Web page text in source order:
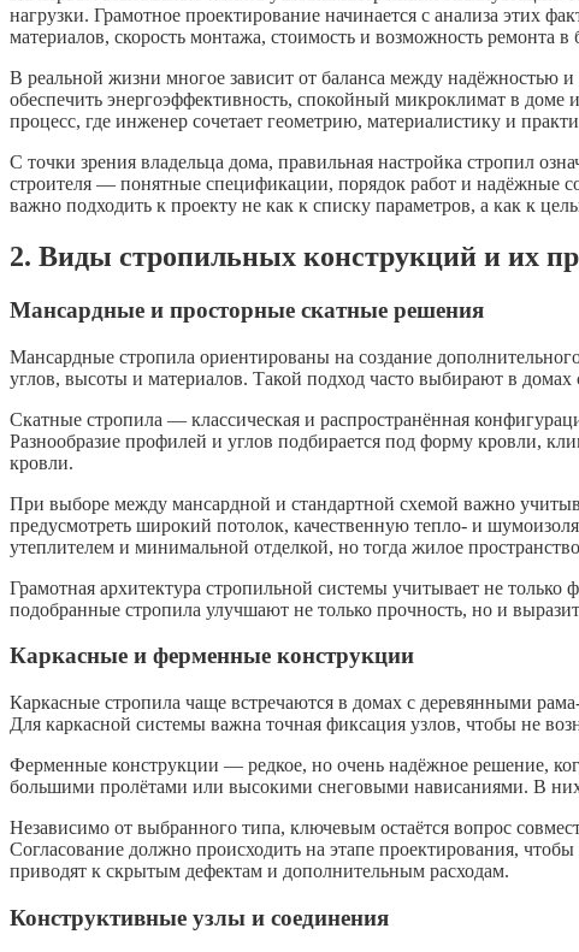
нагрузки. Грамотное проектирование начинается с анализа этих
материалов, скорость монтажа, стоимость и возможность ремонта в
В реальной жизни многое зависит от баланса между надёжностью
обеспечить энергоэффективность, спокойный микроклимат в
процесс, где инженер сочетает геометрию, материалистику и
С точки зрения владельца дома, правильная настройка стропил
строителя — понятные спецификации, порядок работ и надёжные
важно подходить к проекту не как к списку параметров, а как к
2. Виды стропильных конструкций и их
Мансардные и просторные скатные решения
Мансардные стропила ориентированы на создание
углов, высоты и материалов. Такой подход часто выбирают в
Скатные стропила — классическая и распространённая
Разнообразие профилей и углов подбирается под форму кровли,
кровли.
При выборе между мансардной и стандартной схемой важно
предусмотреть широкий потолок, качественную тепло- и
утеплителем и минимальной отделкой, но тогда жилое
Грамотная архитектура стропильной системы учитывает не
подобранные стропила улучшают не только прочность, но и
Каркасные и ферменные конструкции
Каркасные стропила чаще встречаются в домах с деревянными
Для каркасной системы важна точная фиксация узлов, чтобы не
Ферменные конструкции — редкое, но очень надёжное решение,
большими пролётами или высокими снеговыми нависаниями. В них
Независимо от выбранного типа, ключевым остаётся вопрос
Согласование должно происходить на этапе проектирования,
приводят к скрытым дефектам и дополнительным расходам.
Конструктивные узлы и соединения